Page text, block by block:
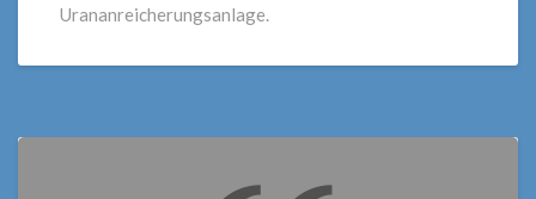
und
Urananreicherungsanlage.